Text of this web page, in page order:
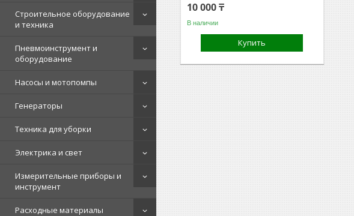
Строительное оборудование
и техника
Пневмоинструмент и
оборудование
Насосы и мотопомпы
Генераторы
Техника для уборки
Электрика и свет
Измерительные приборы и
инструмент
Расходные материалы
10 000 ₸
В наличии
Купить